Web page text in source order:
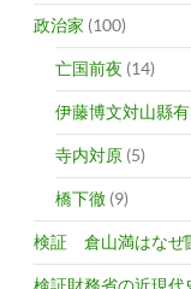
政治家 (100)
亡国前夜 (14)
伊藤博文対山縣
寺内対原 (5)
橋下徹 (9)
検証 倉山満はなぜ
検証財務省の近現代